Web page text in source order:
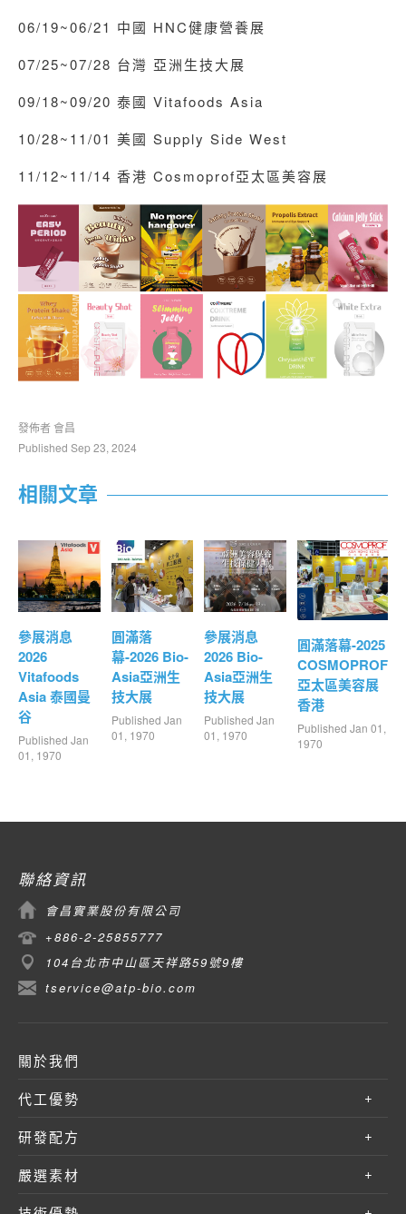
06/19~06/21 中國 HNC健康營養展
07/25~07/28 台灣 亞洲生技大展
09/18~09/20 泰國 Vitafoods Asia
10/28~11/01 美國 Supply Side West
11/12~11/14 香港 Cosmoprof亞太區美容展
發佈者 會昌
Published Sep 23, 2024
相關文章
參展消息
2026
Vitafoods
Asia 泰國曼
谷
Published Jan
01, 1970
圓滿落
幕-2026 Bio-
Asia亞洲生
技大展
Published Jan
01, 1970
參展消息
2026 Bio-
Asia亞洲生
技大展
Published Jan
01, 1970
圓滿落幕-2025
COSMOPROF
亞太區美容展
香港
Published Jan 01,
1970
聯絡資訊
會昌實業股份有限公司
+886-2-25855777
104台北市中山區天祥路59號9樓
tservice@atp-bio.com
關於我們
代工優勢
研發配方
嚴選素材